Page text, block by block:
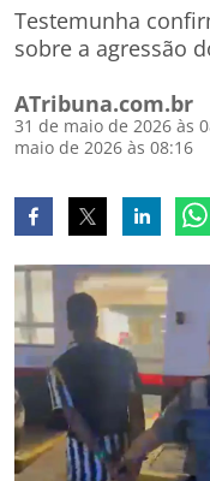
Testemunha
sobre a agressão
ATribuna.com.br
31 de maio de 2026 às
maio de 2026 às 08:16